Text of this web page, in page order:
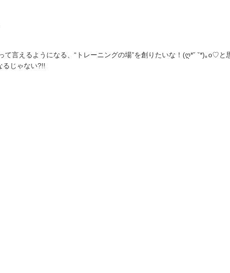
て言えるようになる、“トレーニングの場”を創りたいな！(ღ*ˇ ˇ*)｡o♡と
るじゃない?!!